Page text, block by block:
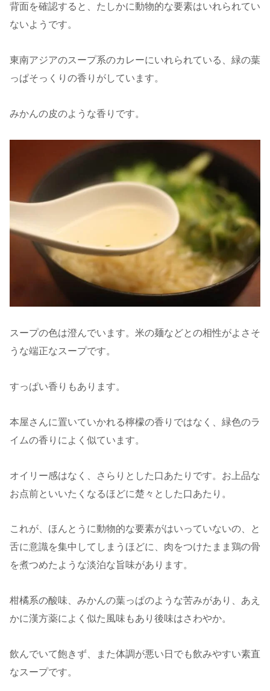
背面を確認すると、たしかに動物的な要素はいれられてい
ないようです。
東南アジアのスープ系のカレーにいれられている、緑の葉
っぱそっくりの香りがしています。
みかんの皮のような香りです。
スープの色は澄んでいます。米の麺などとの相性がよさそ
うな端正なスープです。
すっぱい香りもあります。
本屋さんに置いていかれる檸檬の香りではなく、緑色のラ
イムの香りによく似ています。
オイリー感はなく、さらりとした口あたりです。お上品な
お点前といいたくなるほどに楚々とした口あたり。
これが、ほんとうに動物的な要素がはいっていないの、と
舌に意識を集中してしまうほどに、肉をつけたまま鶏の骨
を煮つめたような淡泊な旨味があります。
柑橘系の酸味、みかんの葉っぱのような苦みがあり、あえ
かに漢方薬によく似た風味もあり後味はさわやか。
飲んでいて飽きず、また体調が悪い日でも飲みやすい素直
なスープです。